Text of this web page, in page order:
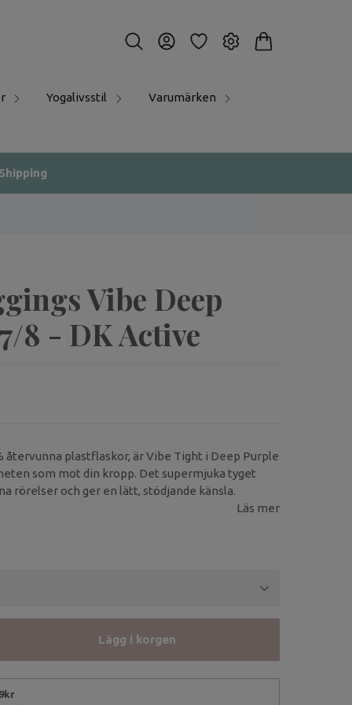
Yogalivsstil Varumärken
Vibe Deep
8 - DK Active
återvunna plastflaskor, är Vibe Tight i Deep Purple
som mot din kropp. Det supermjuka tyget
rörelser och ger en lätt, stödjande känsla.
Läs mer
Lägg i korgen